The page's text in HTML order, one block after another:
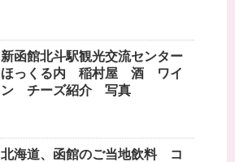
新函館北斗駅観光交流センター
ほっくる内 稲村屋 酒 ワイ
ン チーズ紹介 写真
北海道、函館のご当地飲料 コ